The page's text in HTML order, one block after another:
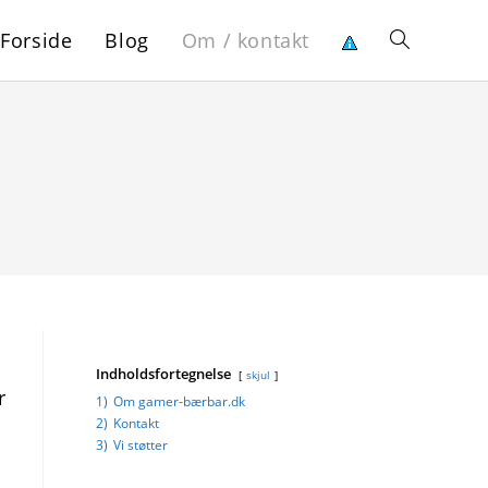
Forside Blog Om / kontakt Toggle
Indholdsfortegnelse skjul
1) Om gamer-bærbar.dk
2) Kontakt
3) Vi støtter